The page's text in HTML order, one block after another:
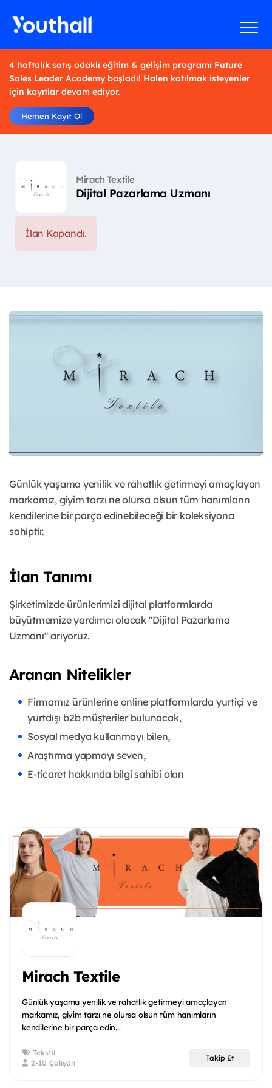
4 haftalık satış odaklı eğitim & gelişim programı Future
Sales Leader Academy başladı! Halen katılmak isteyenler
için kayıtlar devam ediyor.
Hemen Kayıt Ol
Mirach Textile
Dijital Pazarlama Uzmanı
İlan Kapandı.
Günlük yaşama yenilik ve rahatlık getirmeyi amaçlayan
markamız, giyim tarzı ne olursa olsun tüm hanımların
kendilerine bir parça edinebileceği bir koleksiyona
sahiptir.
İlan Tanımı
Şirketimizde ürünlerimizi dijital platformlarda
büyütmemize yardımcı olacak "Dijital Pazarlama
Uzmanı" arıyoruz.
Aranan Nitelikler
Firmamız ürünlerine online platformlarda yurtiçi ve
yurtdışı b2b müşteriler bulunacak,
Sosyal medya kullanmayı bilen,
Araştırma yapmayı seven,
E-ticaret hakkında bilgi sahibi olan
Mirach Textile
Günlük yaşama yenilik ve rahatlık getirmeyi amaçlayan
markamız, giyim tarzı ne olursa olsun tüm hanımların
kendilerine bir parça edin...
Tekstil
2-10 Çalışan
Takip Et